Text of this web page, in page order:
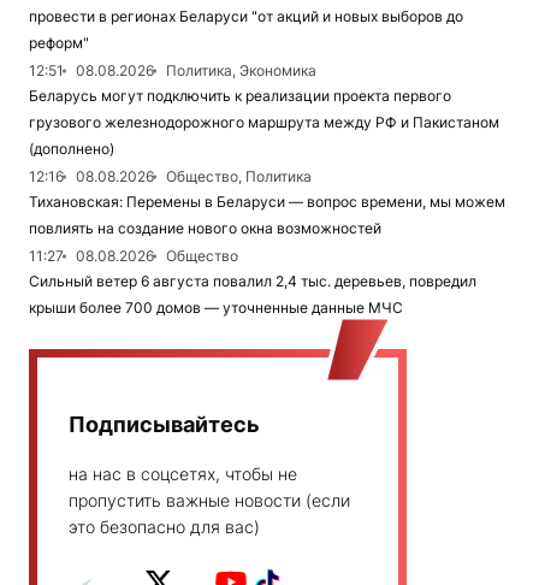
провести в регионах Беларуси "от акций и новых выборов до
реформ"
12:51
08.08.2026
Политика, Экономика
Беларусь могут подключить к реализации проекта первого
грузового железнодорожного маршрута между РФ и Пакистаном
(дополнено)
12:16
08.08.2026
Общество, Политика
Тихановская: Перемены в Беларуси — вопрос времени, мы можем
повлиять на создание нового окна возможностей
11:27
08.08.2026
Общество
Сильный ветер 6 августа повалил 2,4 тыс. деревьев, повредил
крыши более 700 домов — уточненные данные МЧС
Подписывайтесь
на нас в соцсетях, чтобы не
пропустить важные новости (если
это безопасно для вас)